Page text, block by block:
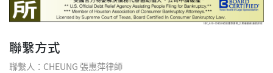
聯繫方式
聯繫人：CHEUNG 張惠萍律師